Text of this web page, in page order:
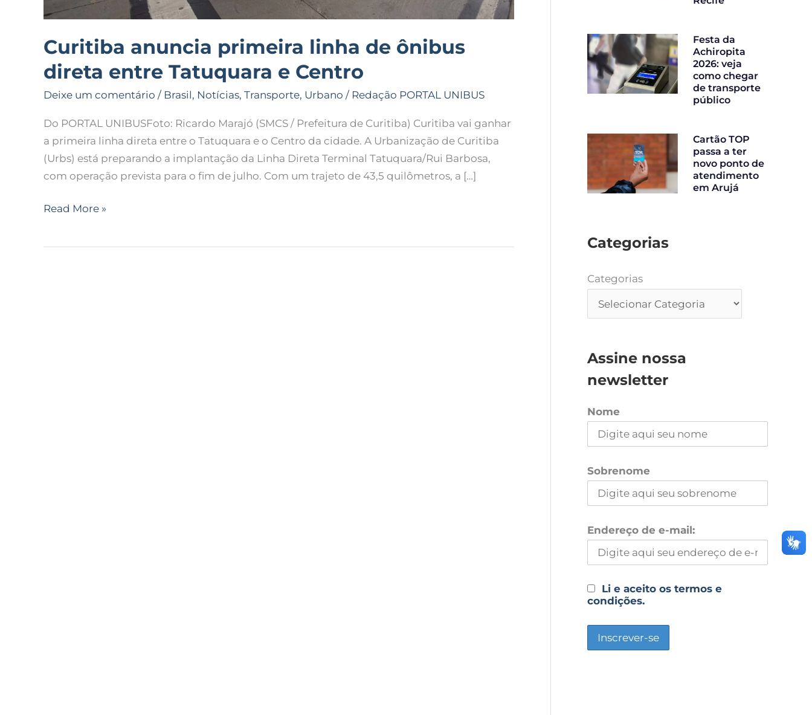
Curitiba anuncia primeira linha de ônibus
direta entre Tatuquara e Centro
Deixe um comentário / Brasil, Notícias, Transporte, Urbano / Redação PORTAL UNIBUS
Do PORTAL UNIBUSFoto: Ricardo Marajó (SMCS / Prefeitura de Curitiba) Curitiba vai ganhar
a primeira linha direta entre o Tatuquara e o Centro da cidade. A Urbanização de Curitiba
(Urbs) está preparando a implantação da Linha Direta Terminal Tatuquara/Rui Barbosa,
com operação prevista para o fim de julho. Com um trajeto de 43,5 quilômetros, a […]
Read More »
Festa da
Achiropita
2026: veja
como chegar
de transporte
público
Cartão TOP
passa a ter
novo ponto de
atendimento
em Arujá
Categorias
Categorias
Assine nossa
newsletter
Nome
Sobrenome
Endereço de e-mail:
Li e aceito os termos e
condições.